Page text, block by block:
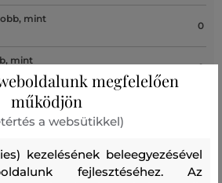
mint
0
mint
0
megfelelően
működjön
a websütikkel)
kezelésének beleegyezésével
fejlesztéséhez. Az